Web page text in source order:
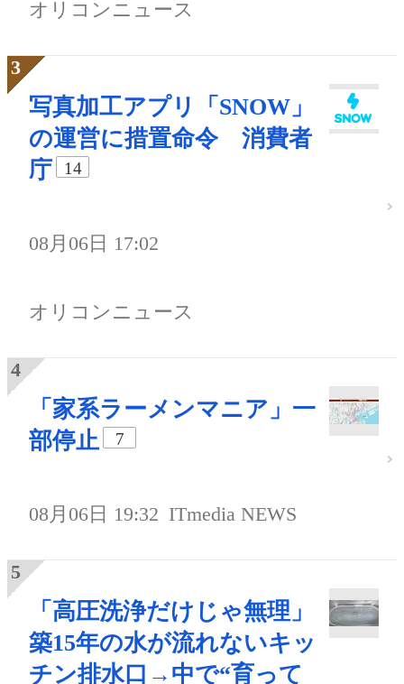
オリコンニュース
写真加工アプリ「SNOW」
の運営に措置命令 消費者
庁
14
08月06日 17:02
オリコンニュース
「家系ラーメンマニア」一
部停止
7
08月06日 19:32 ITmedia NEWS
「高圧洗浄だけじゃ無理」
築15年の水が流れないキッ
チン排水口→中で“育って